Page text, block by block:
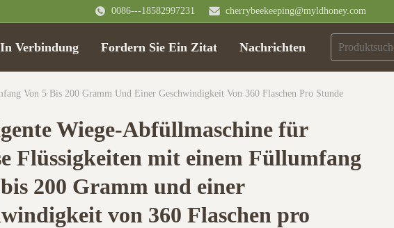
0086---18582997231 cherrybeekeeping@myldhoney.com
Verbindung Fordern Sie Ein Zitat Nachrichten
Von 5 Bis 200 Gramm Und Einer Geschwindigkeit Von 360 Flaschen Pro Stunde
Wiege-Abfüllmaschine für
Flüssigkeiten mit einem Füllumfang
200 Gramm und einer
von 360 Flaschen pro